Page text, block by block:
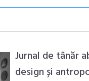
Jurnal de tânăr
design și